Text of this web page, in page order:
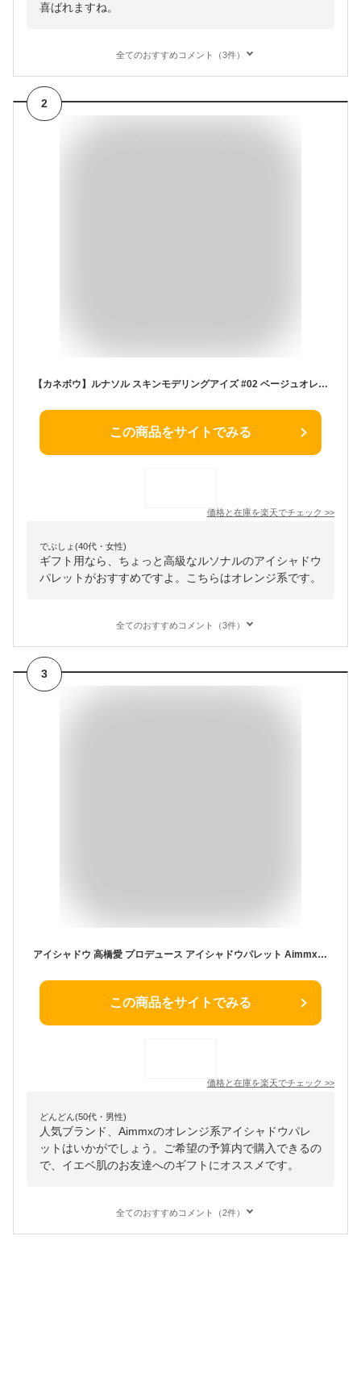
喜ばれますね。
全てのおすすめコメント（3件）
2
【カネボウ】ルナソル スキンモデリングアイズ #02 ベージュオレンジ ※定形外送料無料※規格内
この商品をサイトでみる
価格と在庫を楽天でチェック >>
でぶしょ(40代・女性)
ギフト用なら、ちょっと高級なルソナルのアイシャドウ
パレットがおすすめですよ。こちらはオレンジ系です。
全てのおすすめコメント（3件）
3
アイシャドウ 高橋愛 プロデュース アイシャドウパレット Aimmx ブラウン ピンク オレンジ オーガニック ラメ マット ハイライター チェイサー アイシャドウベース チップ付き 無添加 アイパレット コスメ イエベ ブルベ ジェンダーレス メンズ プレゼント ギフト 日本製
この商品をサイトでみる
価格と在庫を楽天でチェック >>
どんどん(50代・男性)
人気ブランド、Aimmxのオレンジ系アイシャドウパレ
ットはいかがでしょう。ご希望の予算内で購入できるの
で、イエベ肌のお友達へのギフトにオススメです。
全てのおすすめコメント（2件）